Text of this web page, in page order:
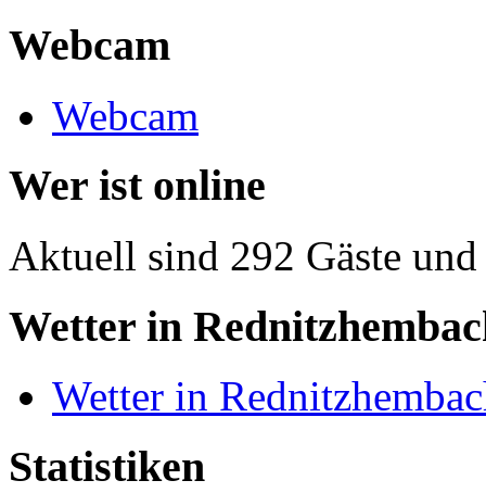
Webcam
Webcam
Wer ist online
Aktuell sind 292 Gäste
Wetter in
Wetter in
Statistiken